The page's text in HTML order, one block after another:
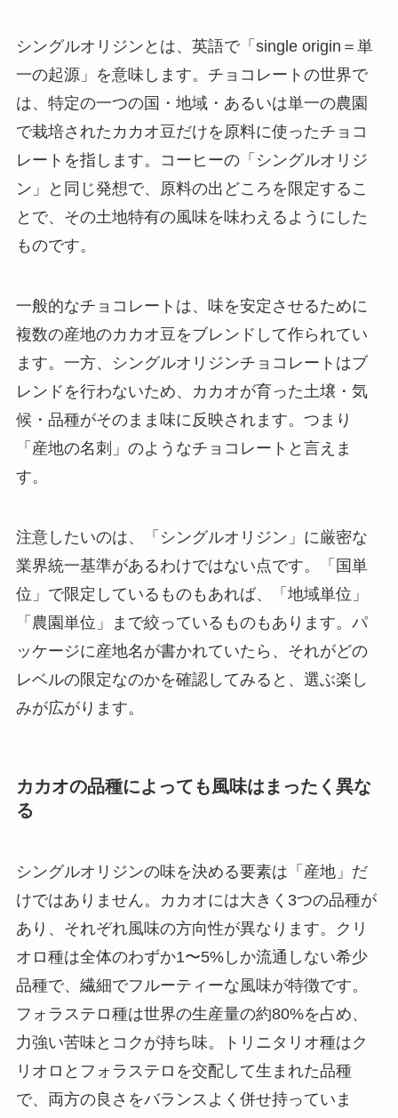
シングルオリジンとは、英語で「single origin＝単
一の起源」を意味します。チョコレートの世界で
は、特定の一つの国・地域・あるいは単一の農園
で栽培されたカカオ豆だけを原料に使ったチョコ
レートを指します。コーヒーの「シングルオリジ
ン」と同じ発想で、原料の出どころを限定するこ
とで、その土地特有の風味を味わえるようにした
ものです。
一般的なチョコレートは、味を安定させるために
複数の産地のカカオ豆をブレンドして作られてい
ます。一方、シングルオリジンチョコレートはブ
レンドを行わないため、カカオが育った土壌・気
候・品種がそのまま味に反映されます。つまり
「産地の名刺」のようなチョコレートと言えま
す。
注意したいのは、「シングルオリジン」に厳密な
業界統一基準があるわけではない点です。「国単
位」で限定しているものもあれば、「地域単位」
「農園単位」まで絞っているものもあります。パ
ッケージに産地名が書かれていたら、それがどの
レベルの限定なのかを確認してみると、選ぶ楽し
みが広がります。
カカオの品種によっても風味はまったく異な
る
シングルオリジンの味を決める要素は「産地」だ
けではありません。カカオには大きく3つの品種が
あり、それぞれ風味の方向性が異なります。クリ
オロ種は全体のわずか1〜5%しか流通しない希少
品種で、繊細でフルーティーな風味が特徴です。
フォラステロ種は世界の生産量の約80%を占め、
力強い苦味とコクが持ち味。トリニタリオ種はク
リオロとフォラステロを交配して生まれた品種
で、両方の良さをバランスよく併せ持っていま